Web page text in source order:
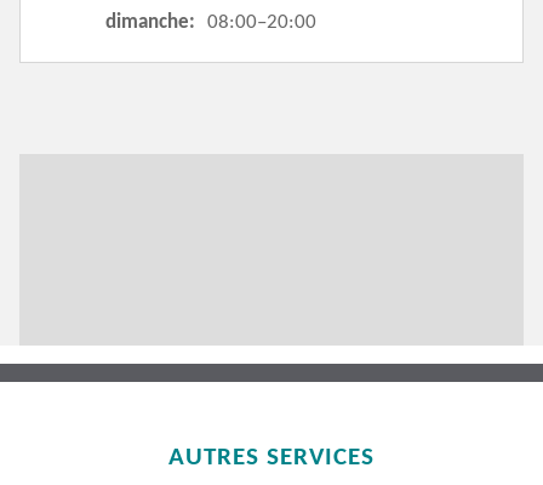
dimanche:
08:00–20:00
AUTRES SERVICES